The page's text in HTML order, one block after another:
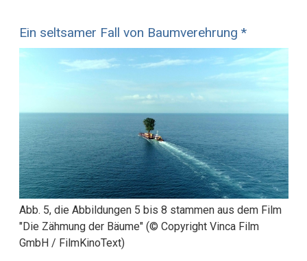
Ein seltsamer Fall von Baumverehrung *
Abb. 5, die Abbildungen 5 bis 8 stammen aus dem Film
"Die Zähmung der Bäume" (© Copyright Vinca Film
GmbH / FilmKinoText)